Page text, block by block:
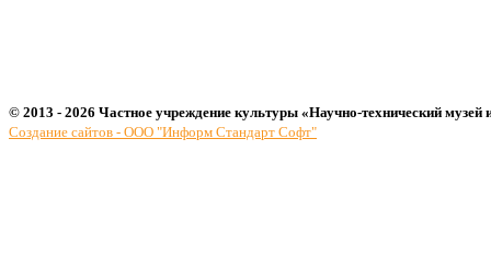
© 2013 - 2026 Частное учреждение культуры «Научно-технический музей
Создание сайтов - ООО "Информ Стандарт Софт"